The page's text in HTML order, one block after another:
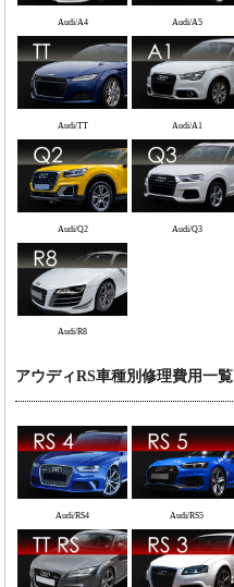
Audi/A4 Audi/A5
Audi/TT Audi/A1
Audi/Q2 Audi/Q3
Audi/R8
アウディRS車種別修理費用一覧
Audi/RS4 Audi/RS5